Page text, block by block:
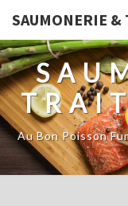
SAUMONERIE &
Au Bon Poisson